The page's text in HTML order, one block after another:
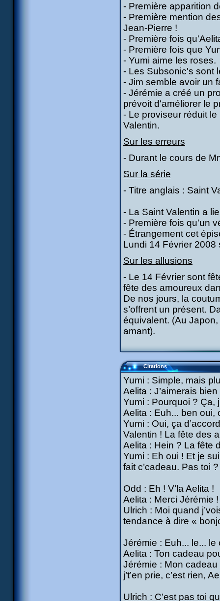
- Première apparition
- Première mention
Jean-Pierre !
- Première fois
- Première fois que
- Yumi aime les roses.
- Les Subsonic's sont
- Jim semble avoir un
- Jérémie a créé un
prévoit d'améliorer le
- Le proviseur réduit
Valentin.
Sur les erreurs
- Durant le cours de
Sur la série
- Titre anglais : Saint
- La Saint Valentin a
- Première fois qu'un
- Étrangement cet
Lundi 14 Février 2008
Sur les allusions
- Le 14 Février sont
fête des amoureux
De nos jours, la
s’offrent un présent.
équivalent. (Au
amant).
Citations
Yumi : Simple, mais
Aelita : J’aimerais
Yumi : Pourquoi ? Ça,
Aelita : Euh... ben oui,
Yumi : Oui, ça
Valentin ! La fête des
Aelita : Hein ? La fête
Yumi : Eh oui ! Et je
fait c’cadeau. Pas toi ?
Odd : Eh ! V’la Aelita !
Aelita : Merci Jérémie !
Ulrich : Moi quand
tendance à dire «
Jérémie : Euh... le... le
Aelita : Ton cadeau
Jérémie : Mon cadeau
j’t’en prie, c’est rien,
Ulrich : C’est pas toi